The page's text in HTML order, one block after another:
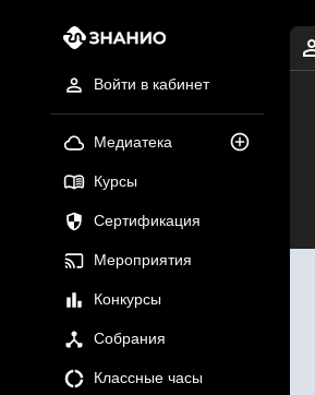
Войти в кабинет
Медиатека
Курсы
Сертификация
Мероприятия
Конкурсы
Собрания
Классные часы